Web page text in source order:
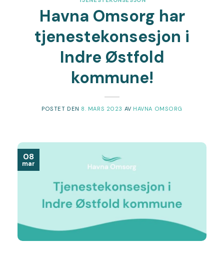
Havna Omsorg har
tjenestekonsesjon i
Indre Østfold
kommune!
POSTET DEN 8. MARS 2023 AV HAVNA OMSORG
08
mar